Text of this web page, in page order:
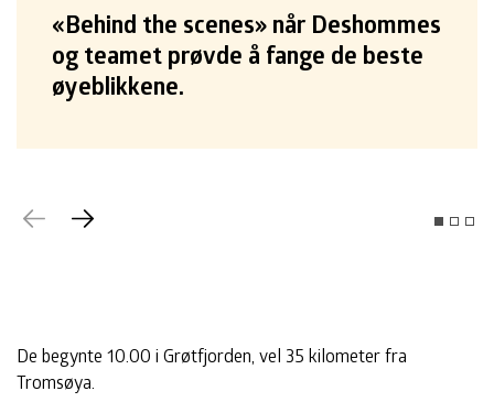
«Behind the scenes» når Deshommes
og teamet prøvde å fange de beste
øyeblikkene.
TidligereNeste
De begynte 10.00 i Grøtfjorden, vel 35 kilometer fra
Tromsøya.